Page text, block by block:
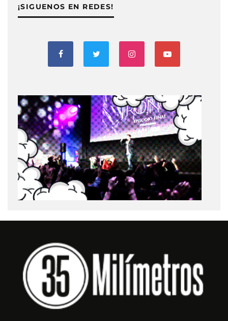
¡SIGUENOS EN REDES!